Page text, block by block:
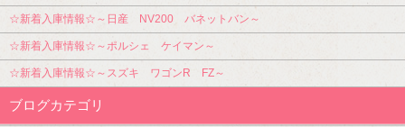
☆新着入庫情報☆～日産 NV200 バネットバン～
☆新着入庫情報☆～ポルシェ ケイマン～
☆新着入庫情報☆～スズキ ワゴンR FZ～
ブログカテゴリ